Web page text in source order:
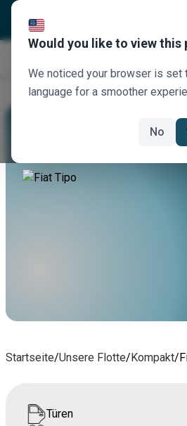
Mieten
Startseite/Unsere Flotte/Kompakt/
Türen
Would you like to view this
We noticed your browser is set
language for a smoother
No